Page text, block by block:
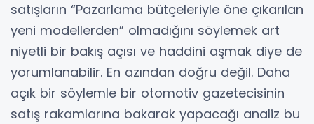
satışların “Pazarlama bütçeleriyle öne çıkarılan
yeni modellerden” olmadığını söylemek art
niyetli bir bakış açısı ve haddini aşmak diye de
yorumlanabilir. En azından doğru değil. Daha
açık bir söylemle bir otomotiv gazetecisinin
satış rakamlarına bakarak yapacağı analiz bu